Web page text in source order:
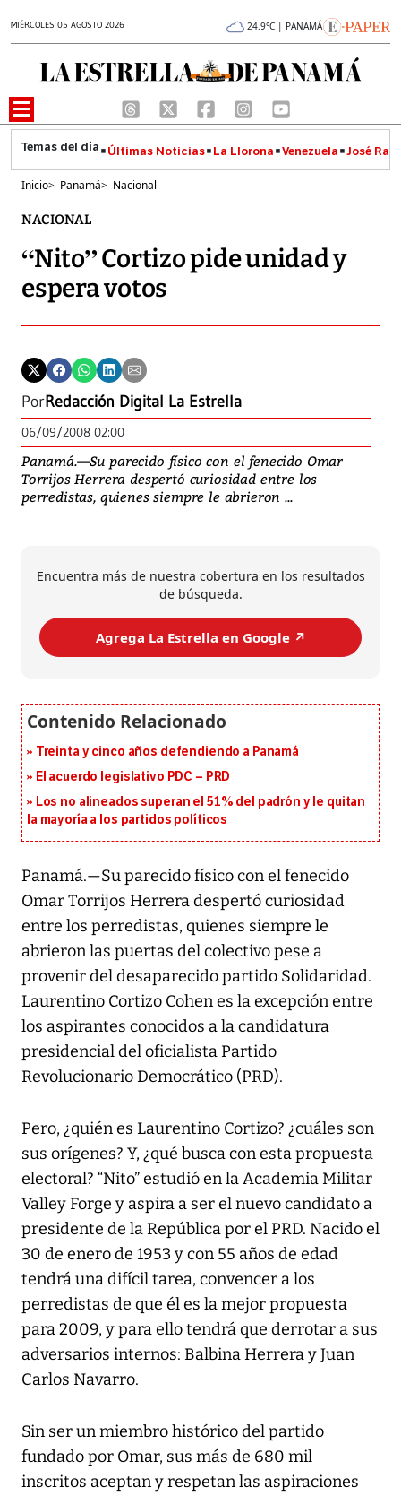
MIÉRCOLES 05 AGOSTO 2026 24.9°C | PANAMÁ
Últimas Noticias La Llorona Venezuela José
Inicio> Panamá> Nacional
NACIONAL
“Nito” Cortizo pide unidad y
espera votos
PorRedacción Digital La Estrella
06/09/2008 02:00
Panamá.—Su parecido físico con el fenecido Omar
Torrijos Herrera despertó curiosidad entre los
perredistas, quienes siempre le abrieron ...
Encuentra más de nuestra cobertura en los resultados
de búsqueda.
Agrega La Estrella en Google ↗️
Treinta y cinco años defendiendo a Panamá
El acuerdo legislativo PDC – PRD
Los no alineados superan el 51% del padrón y le quitan
la mayoría a los partidos políticos
Panamá.—Su parecido físico con el fenecido
Omar Torrijos Herrera despertó curiosidad
entre los perredistas, quienes siempre le
abrieron las puertas del colectivo pese a
provenir del desaparecido partido Solidaridad.
Laurentino Cortizo Cohen es la excepción entre
los aspirantes conocidos a la candidatura
presidencial del oficialista Partido
Revolucionario Democrático (PRD).
Pero, ¿quién es Laurentino Cortizo? ¿cuáles son
sus orígenes? Y, ¿qué busca con esta propuesta
electoral? “Nito” estudió en la Academia Militar
Valley Forge y aspira a ser el nuevo candidato a
presidente de la República por el PRD. Nacido el
30 de enero de 1953 y con 55 años de edad
tendrá una difícil tarea, convencer a los
perredistas de que él es la mejor propuesta
para 2009, y para ello tendrá que derrotar a sus
adversarios internos: Balbina Herrera y Juan
Carlos Navarro.
Sin ser un miembro histórico del partido
fundado por Omar, sus más de 680 mil
inscritos aceptan y respetan las aspiraciones